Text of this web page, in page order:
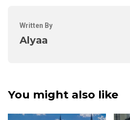
Written By
Alyaa
You might also like